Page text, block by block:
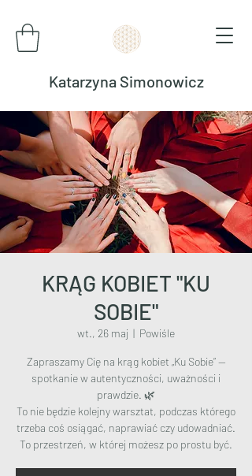
Katarzyna Simonowicz
KRĄG KOBIET "KU
SOBIE"
wt., 26 maj
  |
Powiśle
Zapraszamy Cię na krąg kobiet „Ku Sobie” —
spotkanie w autentyczności, uważności i
prawdzie. 🌿
To nie będzie kolejny warsztat, podczas którego
trzeba coś osiągać, naprawiać czy udowadniać.
To przestrzeń, w której możesz po prostu być.